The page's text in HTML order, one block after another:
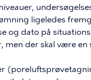
ligeledes
og dato på
men der skal være en